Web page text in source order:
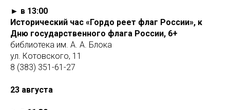
► в 13:00
Исторический час «Гордо реет флаг России», к
Дню государственного флага России, 6+
библиотека им. А. А. Блока
ул. Котовского, 11
8 (383) 351-61-27
23 августа